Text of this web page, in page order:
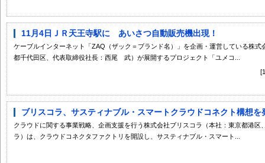
11月4日ＪＲ天王寺駅に あいさつ自動販売機出現！
ケーブルインターネット「ZAQ（ザック＝ブランド名）」を企画・運営している株
都千代田区、代表取締役社長：西尾 武）が展開するプロジェクト「ユメコ...
ブリスコラ、サスティナブル・スマートクラウドコネクト構想を
クラウドに関する事業戦略、企画支援を行う株式会社ブリスコラ（本社：東京都港
ラ）は、クラウドコネクタファクトリを開設し、サスティナブル・スマート...